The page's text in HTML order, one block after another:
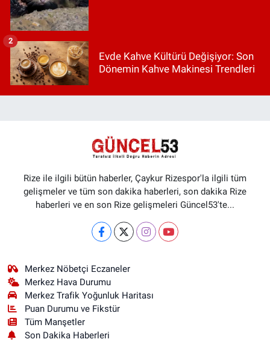
Evde Kahve Kültürü Değişiyor: Son
Dönemin Kahve Makinesi Trendleri
2
Rize ile ilgili bütün haberler, Çaykur Rizespor'la ilgili tüm
gelişmeler ve tüm son dakika haberleri, son dakika Rize
haberleri ve en son Rize gelişmeleri Güncel53'te...
Merkez Nöbetçi Eczaneler
Merkez Hava Durumu
Merkez Trafik Yoğunluk Haritası
Puan Durumu ve Fikstür
Tüm Manşetler
Son Dakika Haberleri